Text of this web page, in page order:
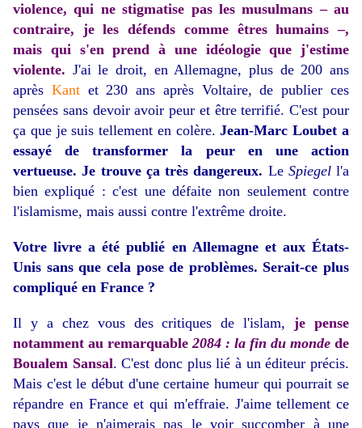
violence, qui ne stigmatise pas les musulmans – au
contraire, je les défends comme êtres humains –,
mais qui s'en prend à une idéologie que j'estime
violente. J'ai le droit, en Allemagne, plus de 200 ans
après Kant et 230 ans après Voltaire, de publier ces
pensées sans devoir avoir peur et être terrifié. C'est pour
ça que je suis tellement en colère.Jean-Marc Loubet a
essayé de transformer la peur en une action
vertueuse. Je trouve ça très dangereux. Le Spiegell'a
bien expliqué : c'est une défaite non seulement contre
l'islamisme, mais aussi contre l'extrême droite.
Votre livre a été publié en Allemagne et aux États-
Unis sans que cela pose de problèmes. Serait-ce plus
compliqué en France ?
Il y a chez vous des critiques de l'islam,je pense
notamment au remarquable2084 : la fin du monde de
Boualem Sansal. C'est donc plus lié à un éditeur précis.
Mais c'est le début d'une certaine humeur qui pourrait se
répandre en France et qui m'effraie. J'aime tellement ce
pays que je n'aimerais pas le voir succomber à une